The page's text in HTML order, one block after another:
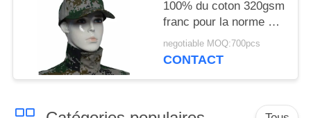
100% du coton 320gsm
franc pour la norme de
port quotidienne de
NFPA 2112
negotiable MOQ:700pcs
CONTACT